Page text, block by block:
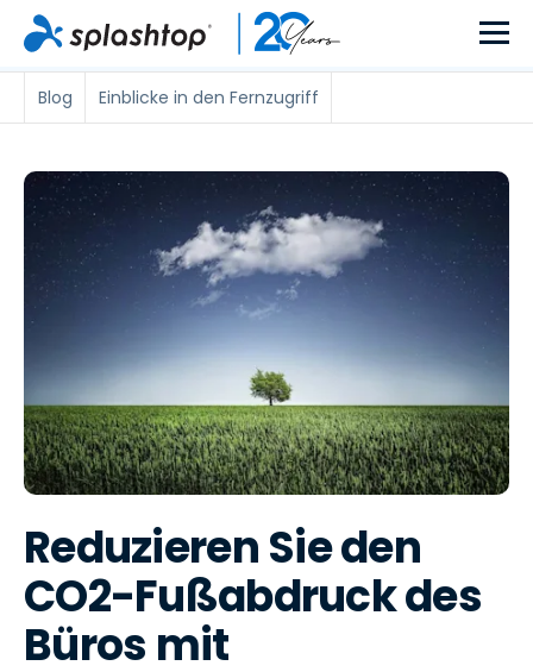
Blog Einblicke in den Fernzugriff
Reduzieren Sie den
CO2-Fußabdruck des
Büros mit